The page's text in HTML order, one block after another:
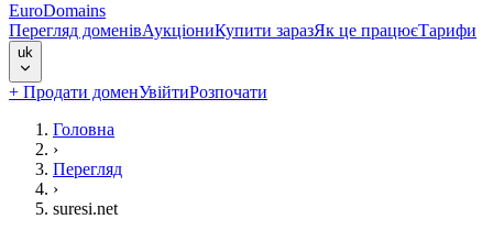
EuroDomains
Перегляд доменівАукціониКупити заразЯк це працюєТарифи
uk
+ Продати доменУвійтиРозпочати
Головна
›
Перегляд
›
suresi.net